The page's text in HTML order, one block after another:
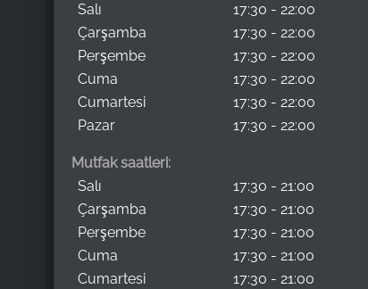
Salı
17:30 - 22:00
Çarşamba
17:30 - 22:00
Perşembe
17:30 - 22:00
Cuma
17:30 - 22:00
Cumartesi
17:30 - 22:00
Pazar
17:30 - 22:00
Mutfak saatleri:
Salı
17:30 - 21:00
Çarşamba
17:30 - 21:00
Perşembe
17:30 - 21:00
Cuma
17:30 - 21:00
Cumartesi
17:30 - 21:00